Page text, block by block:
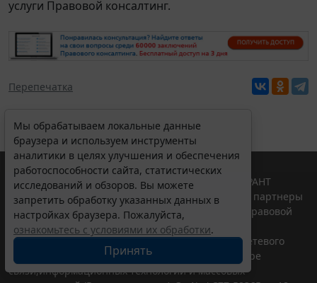
услуги Правовой консалтинг.
Перепечатка
Мы обрабатываем локальные данные
браузера и используем инструменты
аналитики в целях улучшения и обеспечения
работоспособности сайта, статистических
исследований и обзоров. Вы можете
запретить обработку указанных данных в
настройках браузера. Пожалуйста,
ознакомьтесь с условиями их обработки.
Принять
© ООО "НПП "ГАРАНТ-СЕРВИС", 2026. Система ГАРАНТ
выпускается с 1990 года. Компания "Гарант" и ее партнеры
являются участниками Российской ассоциации правовой
информации ГАРАНТ.
Портал ГАРАНТ.РУ зарегистрирован в качестве сетевого
издания Федеральной службой по надзору в сфере
связи,информационных технологий и массовых